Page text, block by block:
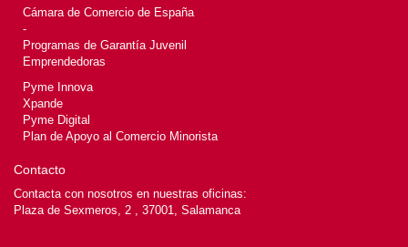
Cámara de Comercio de España
-
Programas de Garantía Juvenil
Emprendedoras
Pyme Innova
Xpande
Pyme Digital
Plan de Apoyo al Comercio Minorista
Contacto
Contacta con nosotros en nuestras oficinas:
Plaza de Sexmeros, 2 , 37001, Salamanca